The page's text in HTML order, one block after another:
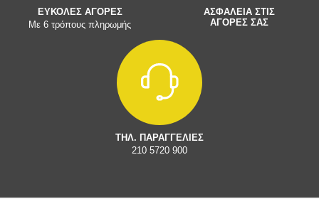
ΕΥΚΟΛΕΣ ΑΓΟΡΕΣ
Με 6 τρόπους πληρωμής
ΑΣΦΑΛΕΙΑ ΣΤΙΣ
ΑΓΟΡΕΣ ΣΑΣ
ΤΗΛ. ΠΑΡΑΓΓΕΛΙΕΣ
210 5720 900